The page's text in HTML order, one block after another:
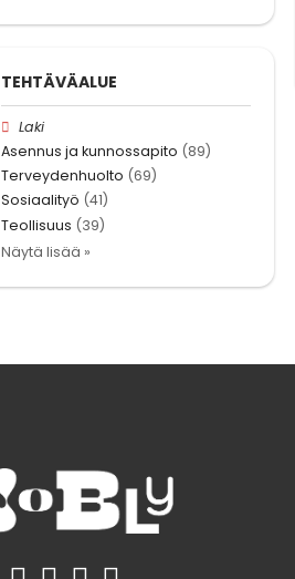
TEHTÄVÄALUE
Laki
Asennus ja kunnossapito (89)
Terveydenhuolto (69)
Sosiaalityö (41)
Teollisuus (39)
Näytä lisää »